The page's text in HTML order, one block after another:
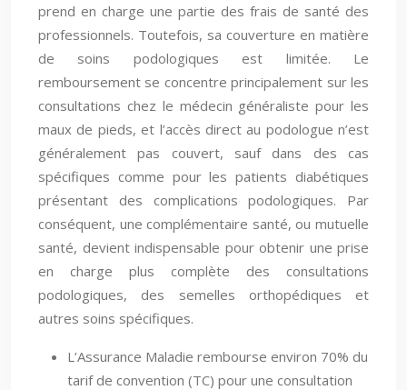
prend en charge une partie des frais de santé des
professionnels. Toutefois, sa couverture en matière
de soins podologiques est limitée. Le
remboursement se concentre principalement sur les
consultations chez le médecin généraliste pour les
maux de pieds, et l’accès direct au podologue n’est
généralement pas couvert, sauf dans des cas
spécifiques comme pour les patients diabétiques
présentant des complications podologiques. Par
conséquent, une complémentaire santé, ou mutuelle
santé, devient indispensable pour obtenir une prise
en charge plus complète des consultations
podologiques, des semelles orthopédiques et
autres soins spécifiques.
L’Assurance Maladie rembourse environ 70% du
tarif de convention (TC) pour une consultation